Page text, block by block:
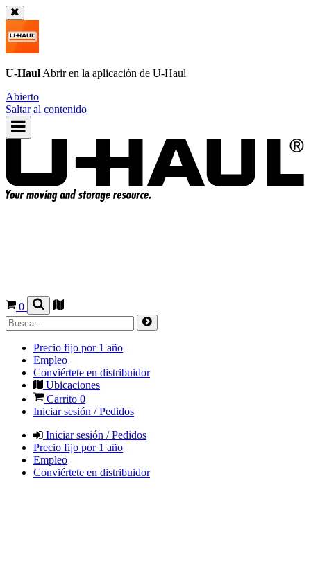
U-Haul Abrir en la aplicación de U-Haul
Abierto
Saltar al contenido
0
Precio fijo por 1 año
Empleo
Conviértete en distribuidor
Ubicaciones
Carrito 0
Iniciar sesión / Pedidos
Iniciar sesión / Pedidos
Precio fijo por 1 año
Empleo
Conviértete en distribuidor